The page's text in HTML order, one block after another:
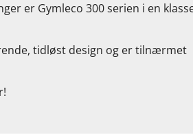
er Gymleco 300 serien i en
tidløst design og er tilnærmet